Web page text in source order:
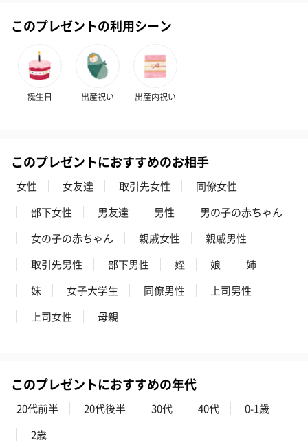
アールグレイ（HAPPY
BIRTHDAY TO YOU）
（660円）
アールグレイティー
（660円）
スイーツ
スイーツを同梱してお届けいたします。ギフトへの＋αにおすすめ
です。
スキンケアグッズ
このプレゼントの利用シーン
誕生日 出産祝い 出産内祝い
このプレゼントにおすすめのお相手
女性 女友達 取引先女性
同僚女性
部下女性
男友達 男性
男の子の赤ちゃん
女の子の赤ちゃん
親戚女性
親戚男性
取引先男性
部下男性 姪 娘
姉
妹
女子大学生 同僚男性
上司男性
上司女性
母親
このプレゼントにおすすめの年代
20代前半 20代後半 30代 40代
0-1歳
2歳